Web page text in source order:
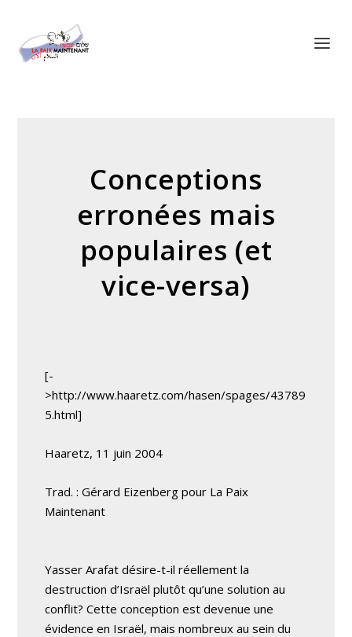
Conceptions
erronées mais
populaires (et
vice-versa)
[-
>http://www.haaretz.com/hasen/spages/43789
5.html]
Haaretz, 11 juin 2004
Trad. : Gérard Eizenberg pour La Paix
Maintenant
Yasser Arafat désire-t-il réellement la
destruction d’Israël plutôt qu’une solution au
conflit? Cette conception est devenue une
évidence en Israël, mais nombreux au sein du